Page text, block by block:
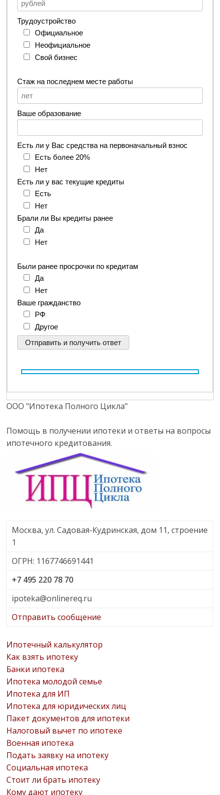
Трудоустройство
Официальное
Неофициальное
Свой бизнес
Стаж на последнем месте работы
Ваше образование
Есть ли у Вас средства на первоначальный взнос
Есть более 20%
Нет
Есть ли у вас текущие кредиты
Есть
Нет
Брали ли Вы кредиты ранее
Да
Нет
Были ранее просрочки по кредитам
Да
Нет
Ваше гражданство
РФ
Другое
ООО "Ипотека Полного Цикла"
Помощь в получении ипотеки и ответы на вопросы
ипотечного кредитования.
Москва, ул. Садовая-Кудринская, дом 11, строение
1
ОГРН: 1167746691441
+7 495 220 78 70
ipoteka@onlinereq.ru
Отправить сообщение
Ипотечный калькулятор
Как взять ипотеку
Банки ипотека
Ипотека молодой семье
Ипотека для ИП
Ипотека для юридических лиц
Пакет документов для ипотеки
Налоговый вычет по ипотеке
Военная ипотека
Подать заявку на ипотеку
Социальная ипотека
Стоит ли брать ипотеку
Кому дают ипотеку